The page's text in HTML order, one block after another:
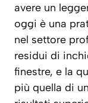
avere un
oggi è una
nel settore
residui di
finestre, e la
più quella di